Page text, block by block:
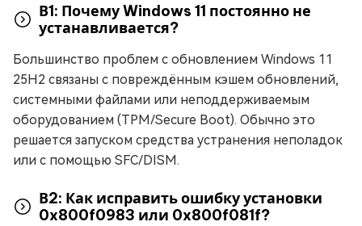
В1: Почему Windows 11 постоянно не
устанавливается?
Большинство проблем с обновлением Windows 11
25H2 связаны с повреждённым кэшем обновлений,
системными файлами или неподдерживаемым
оборудованием (TPM/Secure Boot). Обычно это
решается запуском средства устранения неполадок
или с помощью SFC/DISM.
В2: Как исправить ошибку установки
0x800f0983 или 0x800f081f?